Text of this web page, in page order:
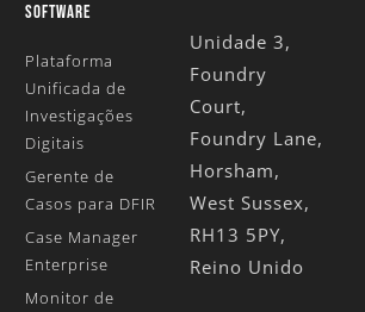
SOFTWARE
Plataforma
Unificada de
Investigações
Digitais
Gerente de
Casos para DFIR
Case Manager
Enterprise
Monitor de
Unidade 3,
Foundry
Court,
Foundry Lane,
Horsham,
West Sussex,
RH13 5PY,
Reino Unido